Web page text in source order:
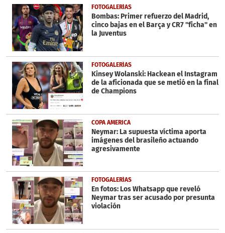
6
minutes,
5
seconds
FOTOGALERÍAS
Bombas: Primer refuerzo del Madrid,
cinco bajas en el Barça y CR7 ''ficha'' en
la Juventus
FOTOGALERÍAS
Kinsey Wolanski: Hackean el Instagram
de la aficionada que se metió en la final
de Champions
COPA AMERICA
Neymar: La supuesta víctima aporta
imágenes del brasileño actuando
agresivamente
FOTOGALERÍAS
En fotos: Los Whatsapp que reveló
Neymar tras ser acusado por presunta
violación